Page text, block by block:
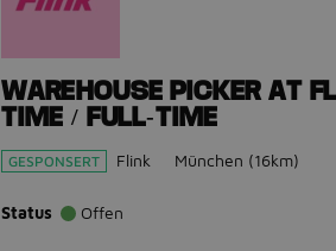
WAREHOUSE PICKER AT
TIME / FULL-TIME
GESPONSERT Flink München (16km)
Status Offen